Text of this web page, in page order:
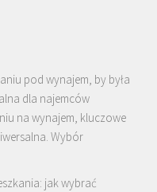
pod wynajem, by była
dla najemców
na wynajem, kluczowe
Wybór
jak wybrać